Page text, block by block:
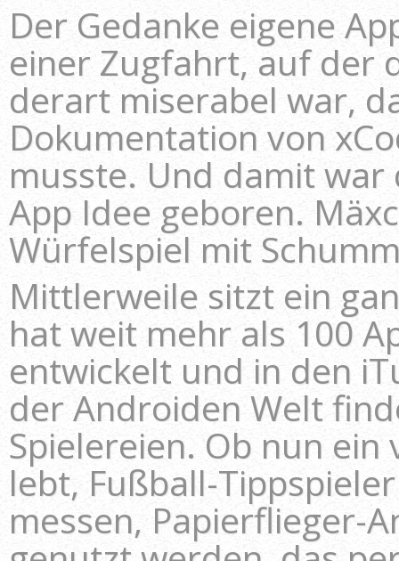
Der Gedanke eigene
einer Zugfahrt, auf der
derart miserabel war,
Dokumentation von
musste. Und damit
App Idee geboren.
Würfelspiel mit
Mittlerweile sitzt ein
hat weit mehr als 100
entwickelt und in den
der Androiden Welt
Spielereien. Ob nun
lebt, Fußball-
messen, Papierflieger-